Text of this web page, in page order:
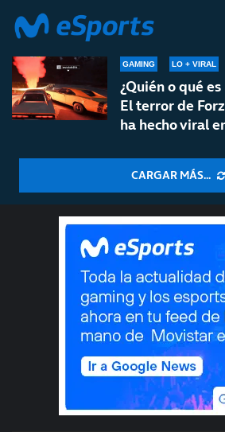
VIRAL
GAMING LO + VIRAL
¿Quién o qué
El terror de
ha hecho viral
CARGAR MÁS...